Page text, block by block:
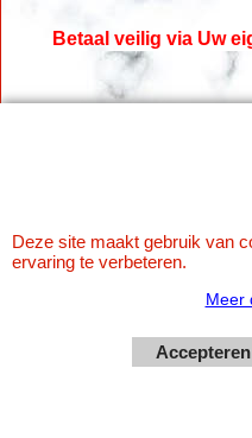
Betaal veilig via Uw
Deze site maakt gebruik van
ervaring te verbeteren.
Meer
Accepteren